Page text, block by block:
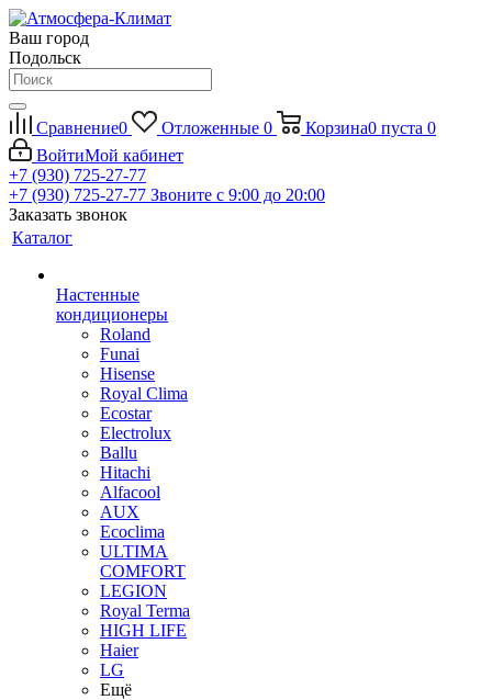
Ваш город
Подольск
Сравнение0 Отложенные 0 Корзина0 пуста 0
ВойтиМой кабинет
+7 (930) 725-27-77
+7 (930) 725-27-77 Звоните с 9:00 до 20:00
Заказать звонок
Каталог
Настенные
кондиционеры
Roland
Funai
Hisense
Royal Clima
Ecostar
Electrolux
Ballu
Hitachi
Alfacool
AUX
Ecoclima
ULTIMA
COMFORT
LEGION
Royal Terma
HIGH LIFE
Haier
LG
Ещё